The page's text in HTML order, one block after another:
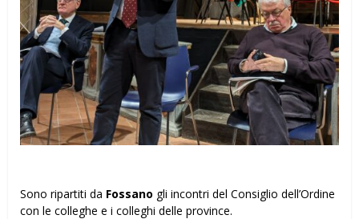
Sono ripartiti da Fossano gli incontri del Consiglio dell’Ordine
con le colleghe e i colleghi delle province.